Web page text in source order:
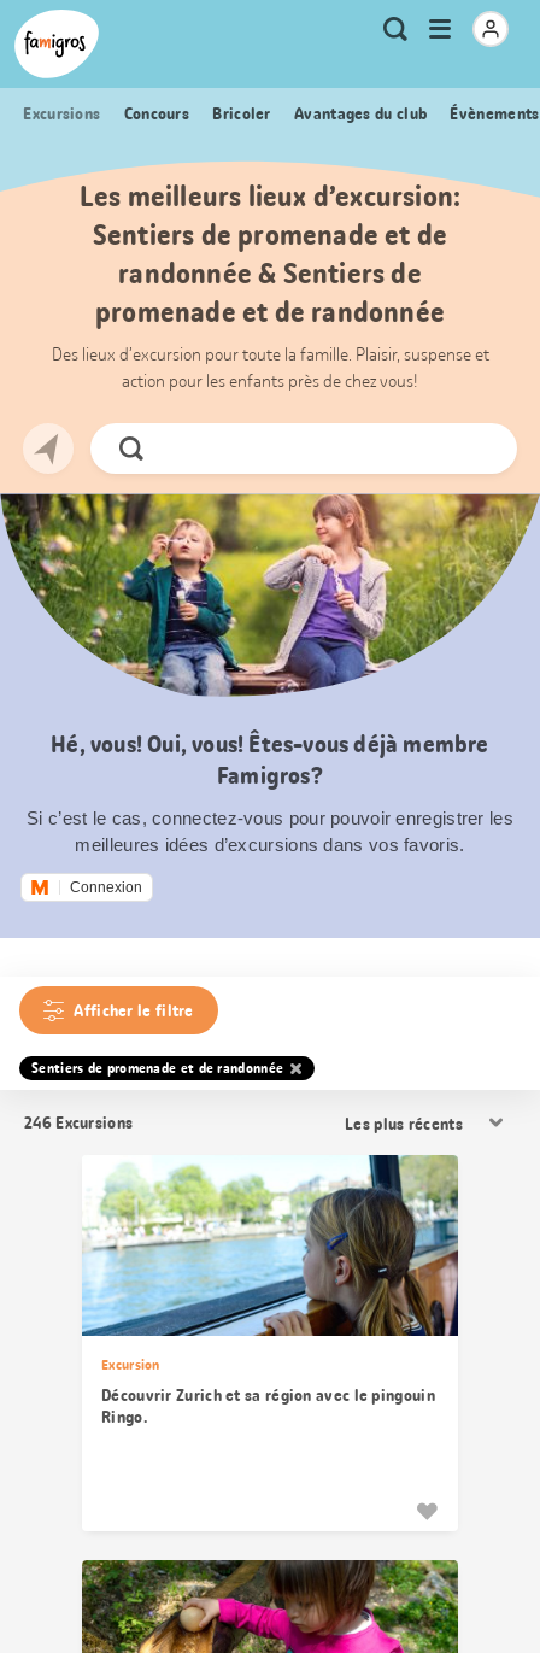
Signets
de
navigation
Header
Logo Métanavigation
RechercheOuvrir
Excursions Concours Bricoler Avantages du club
Les meilleurs lieux d’excursion:
Sentiers de promenade et de
randonnée & Sentiers de
promenade et de randonnée
Des lieux d’excursion pour toute la famille. Plaisir, suspense et
action pour les enfants près de chez vous!
Chercher
Hé, vous! Oui, vous! Êtes-vous déjà membre
Famigros?
Si c’est le cas, connectez-vous pour pouvoir enregistrer les
meilleures idées d’excursions dans vos favoris.
Connexion
Afficher le filtre
Sentiers de promenade et de randonnée
246 Excursions
les
résultats
Excursion
Découvrir Zurich et sa région avec le pingouin
Ringo.